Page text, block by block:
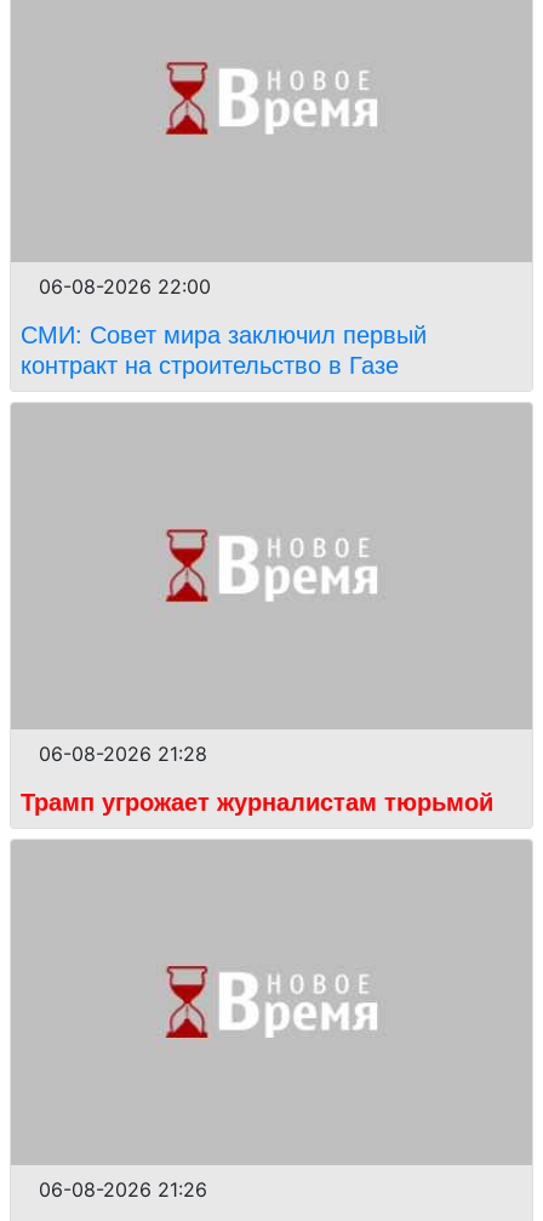
06-08-2026 22:00
СМИ: Совет мира заключил первый
контракт на строительство в Газе
06-08-2026 21:28
Трамп угрожает журналистам тюрьмой
06-08-2026 21:26